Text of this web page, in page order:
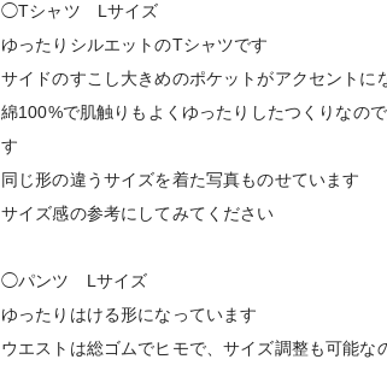
◯Tシャツ Lサイズ
ゆったりシルエットのTシャツです
サイドのすこし大きめのポケットがアクセントに
綿100%で肌触りもよくゆったりしたつくりなの
す
同じ形の違うサイズを着た写真ものせています
サイズ感の参考にしてみてください
◯パンツ Lサイズ
ゆったりはける形になっています
ウエストは総ゴムでヒモで、サイズ調整も可能な